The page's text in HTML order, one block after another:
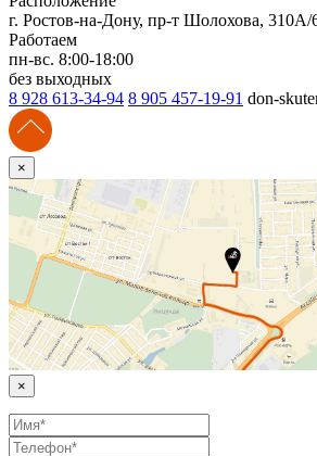
г. Ростов-на-Дону, пр-т Шолохова, 310А/
Работаем
пн-вс. 8:00-18:00
без выходных
8 928 613-34-94 8 905 457-19-91 don-
×
×